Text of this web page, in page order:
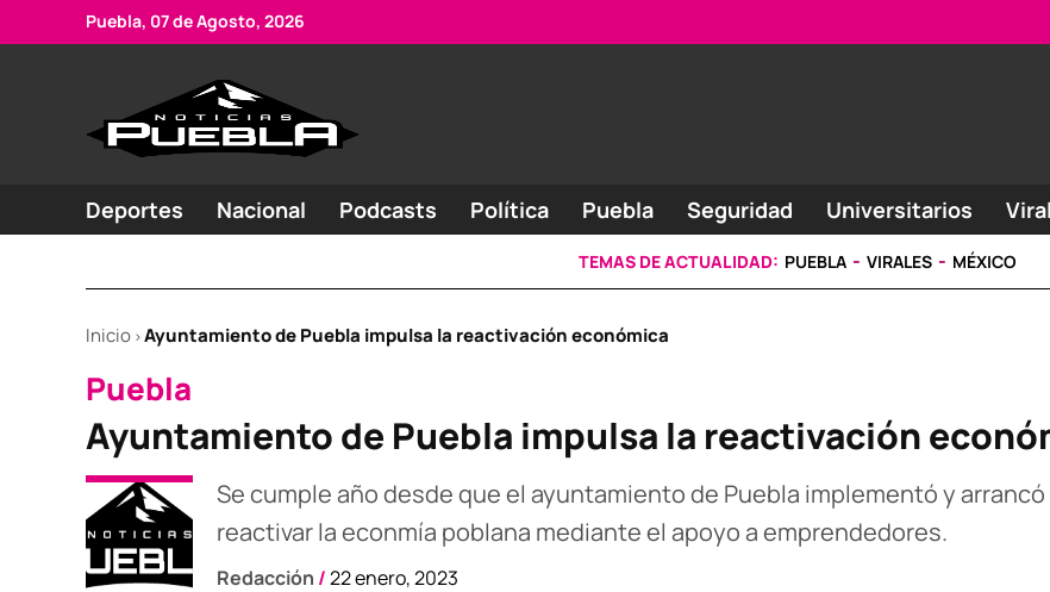
Puebla, 07 de Agosto, 2026
noticias
Deportes Nacional Podcasts Política Puebla Seguridad Universitarios Viral
TEMAS DE ACTUALIDAD: PUEBLA VIRALES MÉXICO
Inicio >Ayuntamiento de Puebla impulsa la reactivación económica
POSTED
IN
Puebla
Ayuntamiento de Puebla impulsa la reactivación
Se cumple año desde que el ayuntamiento de Puebla implementó y
reactivar la econmía poblana mediante el apoyo a emprendedores.
Redacción /22 enero, 2023